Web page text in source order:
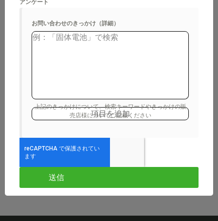
アンケート
お問い合わせのきっかけ（詳細）
上記のきっかけについて、検索キーワードやきっかけの販
売店様についてご記載ください
送信